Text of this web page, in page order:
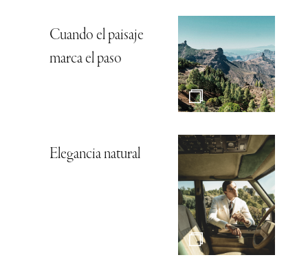
Cuando el paisaje
marca el paso
Elegancia natural